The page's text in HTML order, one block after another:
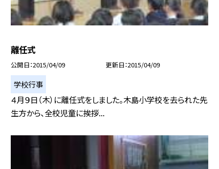
離任式
公開日 2015/04/09 更新日 2015/04/09
学校行事
４月９日（木）に離任式をしました。木島小学校を去られた先
生方から、全校児童に挨拶...